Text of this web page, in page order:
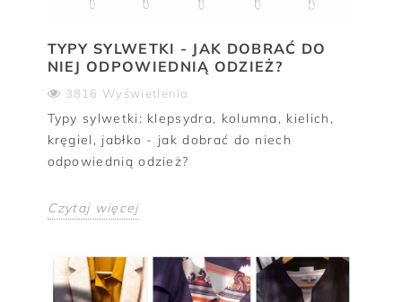
TYPY SYLWETKI - JAK DOBRAĆ DO
NIEJ ODPOWIEDNIĄ ODZIEŻ?
3816 Wyświetlenia
Typy sylwetki: klepsydra, kolumna, kielich,
kręgiel, jabłko - jak dobrać do niech
odpowiednią odzież?
Czytaj więcej